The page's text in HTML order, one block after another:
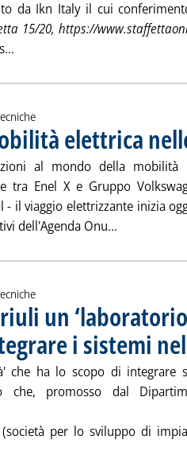
da Ikn Italy il cui
15/20, https://
elettrica
al mondo della mobilità
tra Enel X e Gruppo
- il viaggio elettrizzante inizia
dell'Agenda Onu...
un
i sistemi
che ha lo scopo di integrare
che, promosso dal
per lo sviluppo di